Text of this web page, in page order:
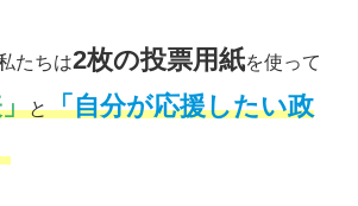
たちは2枚の投票用紙を使って
と「自分が応援したい政